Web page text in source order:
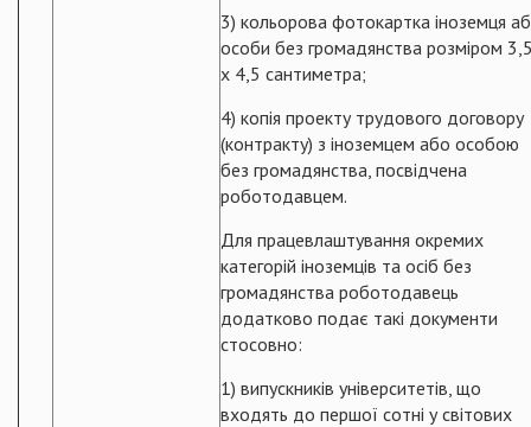
3) кольорова фотокартка іноземця
особи без громадянства розміром
x 4,5 сантиметра;
4) копія проекту трудового договору
(контракту) з іноземцем або особою
без громадянства, посвідчена
роботодавцем.
Для працевлаштування окремих
категорій іноземців та осіб без
громадянства роботодавець
додатково подає такі документи
стосовно:
1) випускників університетів, що
входять до першої сотні у світових